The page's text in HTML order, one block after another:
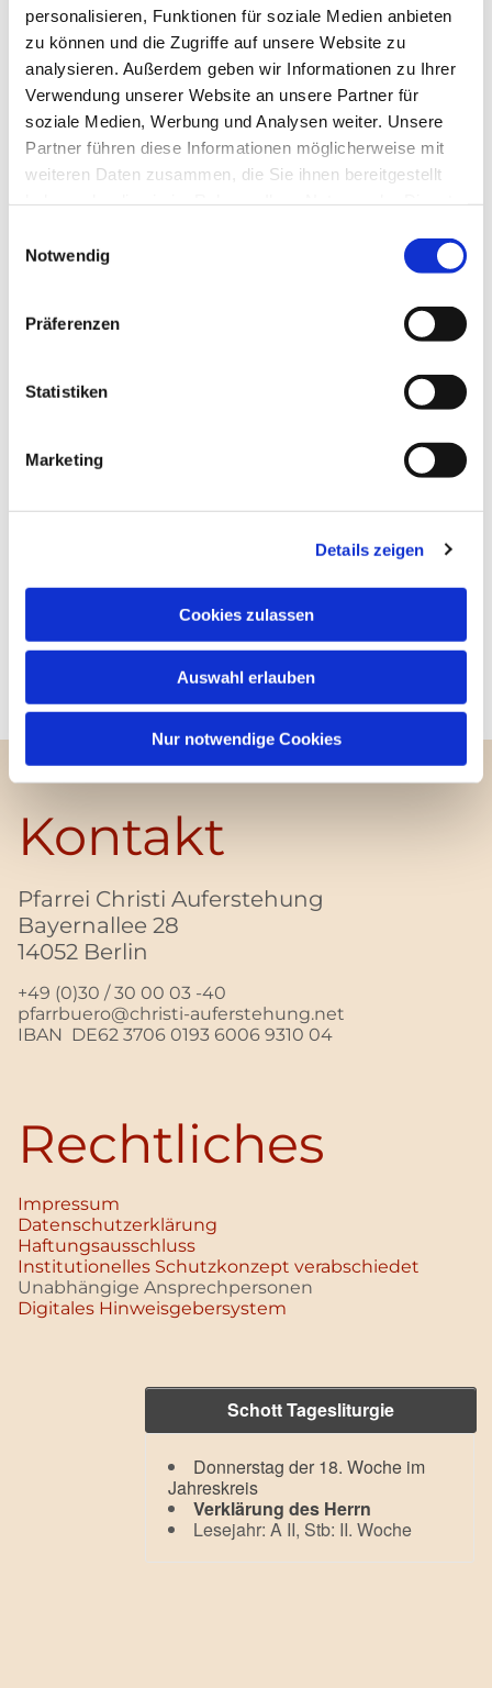
personalisieren, Funktionen für soziale Medien anbieten
zu können und die Zugriffe auf unsere Website zu
analysieren. Außerdem geben wir Informationen zu Ihrer
Verwendung unserer Website an unsere Partner für
soziale Medien, Werbung und Analysen weiter. Unsere
Partner führen diese Informationen möglicherweise mit
weiteren Daten zusammen, die Sie ihnen bereitgestellt
Notwendig
Präferenzen
Statistiken
Marketing
Details zeigen
Cookies zulassen
Auswahl erlauben
Nur notwendige Cookies
Dies könnte Sie auch
interessieren
Kontakt
Pfarrei Christi Auferstehung
Bayernallee 28
14052 Berlin
+49 (0)30 / 30 00 03 -40
pfarrbuero@christi-auferstehung.net
IBAN DE62 3706 0193 6006 9310 04
Rechtliches
Impressum
Datenschutz­erklärung
Haftungsausschluss
Institutionelles Schutzkonzept verabschiedet
Unabhängige Ansprechpersonen
Digitales Hinweisgebersystem
Schott Tagesliturgie
Donnerstag der 18. Woche im
Jahreskreis
Verklärung des Herrn
Lesejahr: A II, Stb: II. Woche